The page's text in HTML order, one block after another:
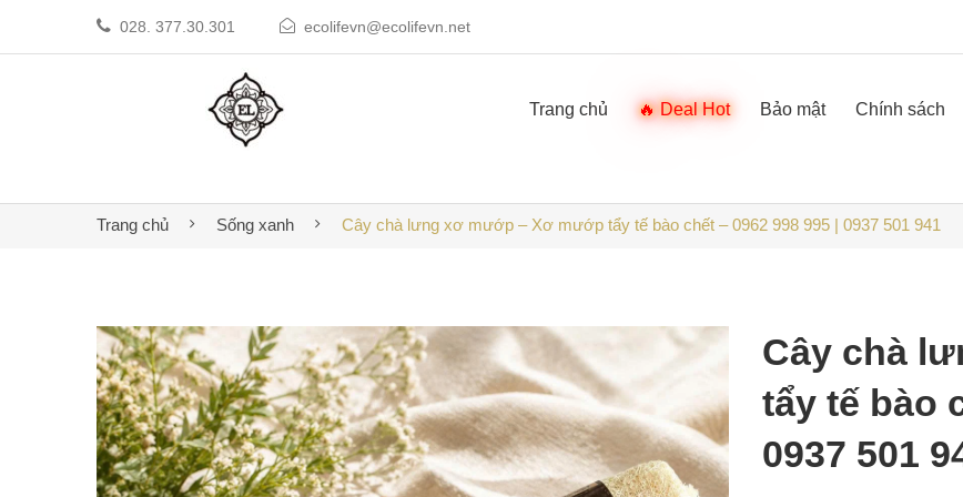
028. 377.30.301 ecolifevn@ecolifevn.net
Trang chủ Deal Hot Bảo mật Chính sách
Trang chủ Sống xanh Cây chà lưng xơ mướp – Xơ mướp tẩy tế bào chết – 0962 998 995 | 0937 501 941
Cây chà
tẩy tế bào
0937 501